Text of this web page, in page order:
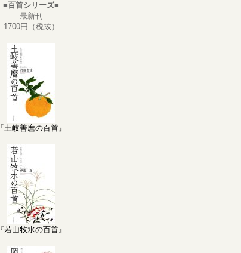
■百首シリーズ■
最新刊
1700円（税抜）
『土岐善麿の百首』
『若山牧水の百首』